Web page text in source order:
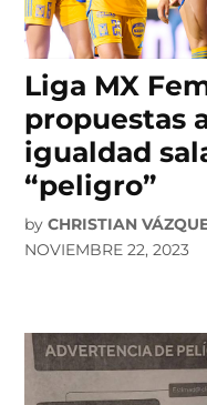
Liga MX
propuestas
igualdad
“peligro”
by CHRISTIAN
NOVIEMBRE 22, 2023